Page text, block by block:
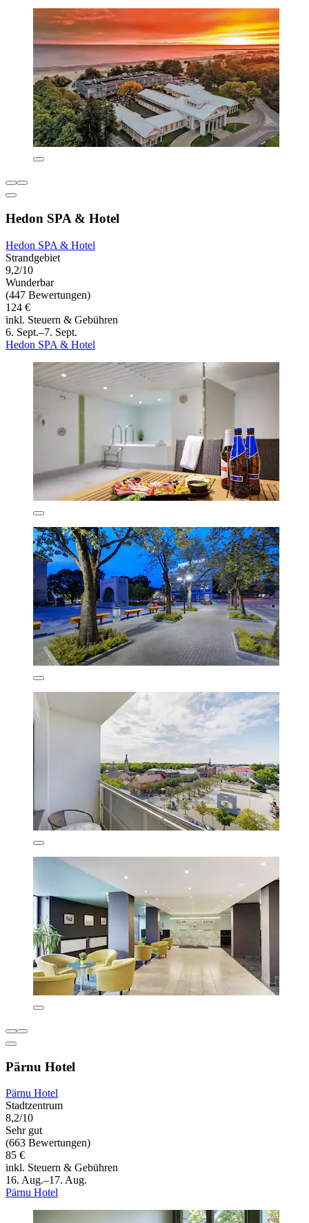
Hedon SPA & Hotel
Hedon SPA & Hotel
Strandgebiet
9,2/10
Wunderbar
(447 Bewertungen)
124 €
inkl. Steuern & Gebühren
6. Sept.–7. Sept.
Hedon SPA & Hotel
Pärnu Hotel
Pärnu Hotel
Stadtzentrum
8,2/10
Sehr gut
(663 Bewertungen)
85 €
inkl. Steuern & Gebühren
16. Aug.–17. Aug.
Pärnu Hotel